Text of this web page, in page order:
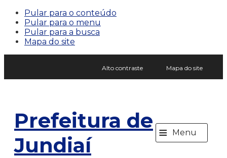
Pular para o conteúdo
Pular para o menu
Pular para a busca
Mapa do site
Alto contraste Mapa do site
Prefeitura de
Jundiaí
≡ Menu